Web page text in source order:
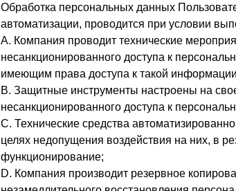
Обработка персональных данных
автоматизации, проводится при условии
A. Компания проводит технические
несанкционированного доступа к
имеющим права доступа к такой
B. Защитные инструменты настроены на
несанкционированного доступа к
C. Технические средства
целях недопущения воздействия на них, в
функционирование;
D. Компания производит резервное